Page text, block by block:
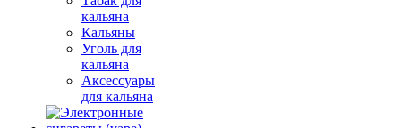
кальяна
Кальяны
Уголь для
кальяна
Аксессуары
для кальяна